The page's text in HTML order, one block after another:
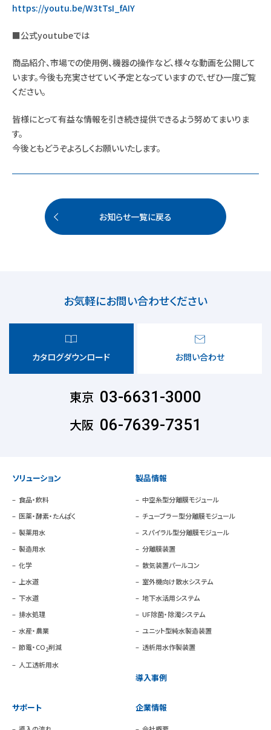
https://youtu.be/W3tTsI_fAIY
■公式youtubeでは
商品紹介、市場での使用例、機器の操作など、様々な動画を公開して
います。今後も充実させていく予定となっていますので、ぜひ一度ご覧
ください。
皆様にとって有益な情報を引き続き提供できるよう努めてまいりま
す。
今後ともどうぞよろしくお願いいたします。
お知らせ一覧に戻る
お気軽にお問い合わせください
カタログダウンロード お問い合わせ
東京 03-6631-3000
大阪 06-7639-7351
ソリューション
食品・飲料
医薬・酵素・たんぱく
製薬用水
製造用水
化学
上水道
下水道
排水処理
水産・農業
節電・CO2削減
人工透析用水
製品情報
中空糸型分離膜モジュール
チューブラー型分離膜モジュール
スパイラル型分離膜モジュール
分離膜装置
散気装置パールコン
室外機向け散水システム
地下水活用システム
UF除菌・除濁システム
ユニット型純水製造装置
透析用水作製装置
導入事例
サポート 企業情報